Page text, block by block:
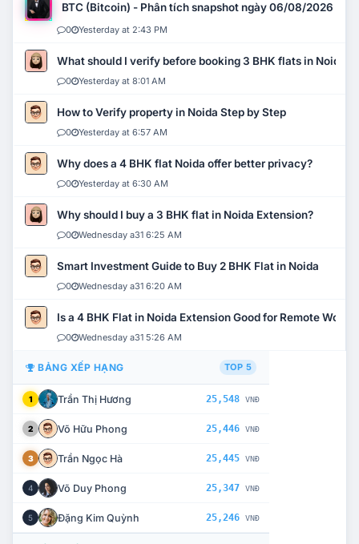
BTC (Bitcoin) - Phân tích snapshot ngày 06/08/2026
0 Yesterday at 2:43 PM
What should I verify before booking 3 BHK flats in Noida?
0 Yesterday at 8:01 AM
How to Verify property in Noida Step by Step
0 Yesterday at 6:57 AM
Why does a 4 BHK flat Noida offer better privacy?
0 Yesterday at 6:30 AM
Why should I buy a 3 BHK flat in Noida Extension?
0 Wednesday a31 6:25 AM
Smart Investment Guide to Buy 2 BHK Flat in Noida
0 Wednesday a31 6:20 AM
Is a 4 BHK Flat in Noida Extension Good for Remote Work?
0 Wednesday a31 5:26 AM
BẢNG XẾP HẠNG TOP 5
1 Trần Thị Hương 25,548 VNĐ
2 Võ Hữu Phong 25,446 VNĐ
3 Trần Ngọc Hà 25,445 VNĐ
4 Võ Duy Phong 25,347 VNĐ
5 Đặng Kim Quỳnh 25,246 VNĐ